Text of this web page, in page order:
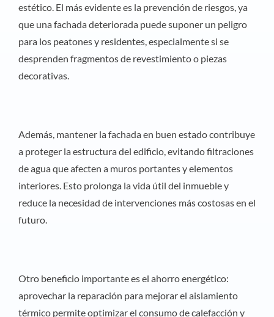
estético. El más evidente es la prevención de riesgos, ya
que una fachada deteriorada puede suponer un peligro
para los peatones y residentes, especialmente si se
desprenden fragmentos de revestimiento o piezas
decorativas.
Además, mantener la fachada en buen estado contribuye
a proteger la estructura del edificio, evitando filtraciones
de agua que afecten a muros portantes y elementos
interiores. Esto prolonga la vida útil del inmueble y
reduce la necesidad de intervenciones más costosas en el
futuro.
Otro beneficio importante es el ahorro energético:
aprovechar la reparación para mejorar el aislamiento
térmico permite optimizar el consumo de calefacción y